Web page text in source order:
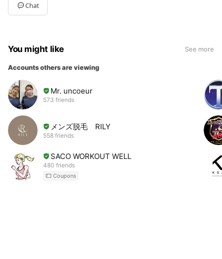
Chat
You might like See more
Accounts others are viewing
Mr. uncoeur
573 friends
メンズ脱毛 RILY
558 friends
SACO WORKOUT WELL
480 friends
Coupons